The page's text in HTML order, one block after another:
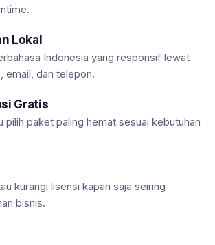
Lokal
Indonesia yang responsif lewat
email, dan telepon.
Gratis
pilih paket paling hemat sesuai kebutuhan
kurangi lisensi kapan saja seiring
bisnis.